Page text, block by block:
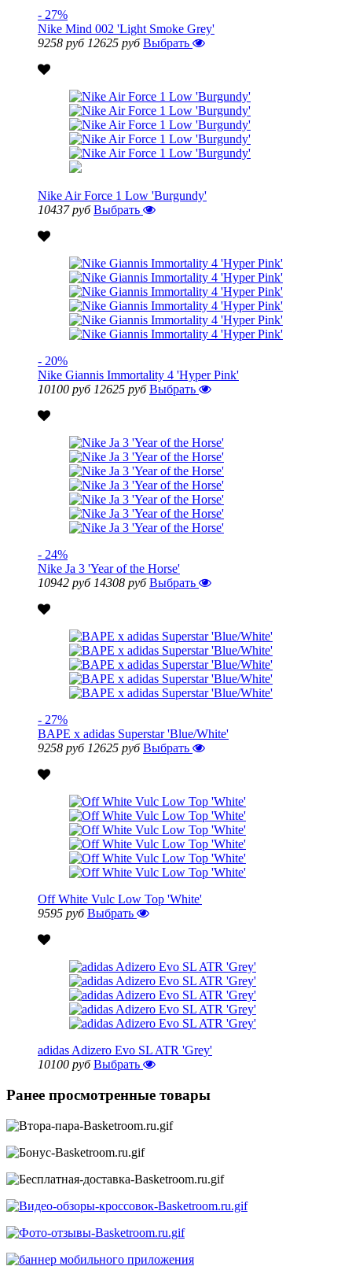
- 27%
Nike Mind 002 'Light Smoke Grey'
9258 руб 12625 руб Выбрать
Nike Air Force 1 Low 'Burgundy'
10437 руб Выбрать
- 20%
Nike Giannis Immortality 4 'Hyper Pink'
10100 руб 12625 руб Выбрать
- 24%
Nike Ja 3 'Year of the Horse'
10942 руб 14308 руб Выбрать
- 27%
BAPE x adidas Superstar 'Blue/White'
9258 руб 12625 руб Выбрать
Off White Vulc Low Top 'White'
9595 руб Выбрать
adidas Adizero Evo SL ATR 'Grey'
10100 руб Выбрать
Ранее просмотренные товары